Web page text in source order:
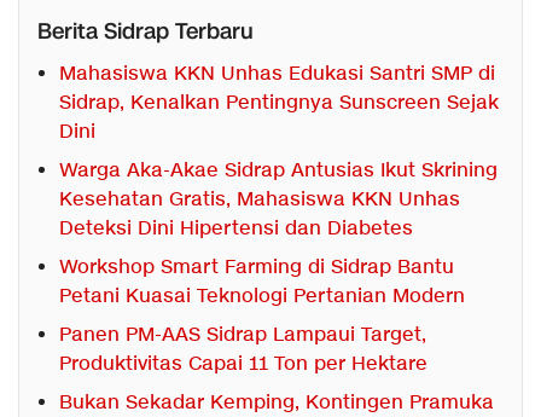
Berita Sidrap Terbaru
Mahasiswa KKN Unhas Edukasi Santri SMP di
Sidrap, Kenalkan Pentingnya Sunscreen Sejak
Dini
Warga Aka-Akae Sidrap Antusias Ikut Skrining
Kesehatan Gratis, Mahasiswa KKN Unhas
Deteksi Dini Hipertensi dan Diabetes
Workshop Smart Farming di Sidrap Bantu
Petani Kuasai Teknologi Pertanian Modern
Panen PM-AAS Sidrap Lampaui Target,
Produktivitas Capai 11 Ton per Hektare
Bukan Sekadar Kemping, Kontingen Pramuka